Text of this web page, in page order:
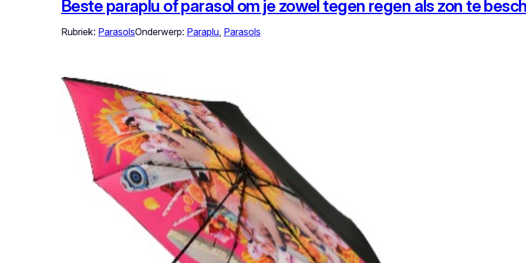
Beste paraplu of parasol om je zowel tegen regen als zon te
Rubriek: ParasolsOnderwerp: Paraplu Parasols